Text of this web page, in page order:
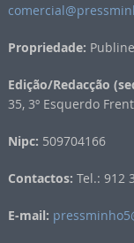
Propriedade:
Edição/Redacção
35, 3º Esquerdo
Nipc: 509704166
Contactos: Tel.: 912
E-mail: